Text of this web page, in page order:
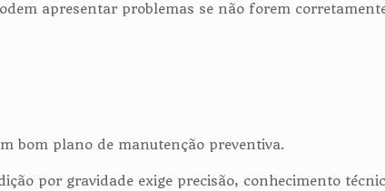
apresentar problemas se não forem
bom plano de manutenção preventiva.
por gravidade exige precisão, conhecimento